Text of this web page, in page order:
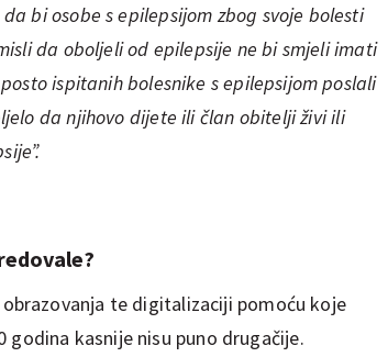
bi osobe s epilepsijom zbog svoje bolesti
da oboljeli od epilepsije ne bi smjeli imati
ispitanih bolesnike s epilepsijom poslali
da njihovo dijete ili član obitelji živi ili
te digitalizaciji pomoću koje
kasnije nisu puno drugačije.